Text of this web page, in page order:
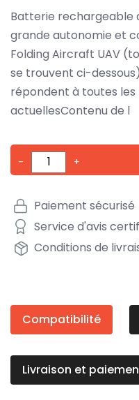
Batterie rechargeable
grande autonomie et
Folding Aircraft UAV
se trouvent ci-
répondent à toutes
actuellesContenu de l
- +
Paiement sécurisé
Service d'avis
Conditions de
Compatibilité
Livraison et